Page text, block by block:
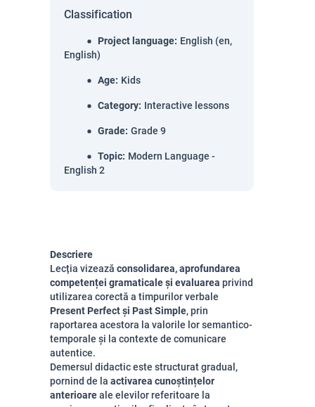
Classification
Project language: English (en,
English)
Age: Kids
Category: Interactive lessons
Grade: Grade 9
Topic: Modern Language -
English 2
Descriere
Lecția vizează consolidarea, aprofundarea
competenței gramaticale și evaluarea privind
utilizarea corectă a timpurilor verbale
Present Perfect și Past Simple, prin
raportarea acestora la valorile lor semantico-
temporale și la contexte de comunicare
autentice.
Demersul didactic este structurat gradual,
pornind de la activarea cunoștințelor
anterioareale elevilor referitoare la